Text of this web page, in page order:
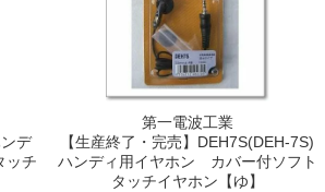
デ
ッチ
第一電波工業
【生産終了・完売】DEH7S(DEH-7S)
ハンディ用イヤホン カバー付ソフト
タッチイヤホン【ゆ】